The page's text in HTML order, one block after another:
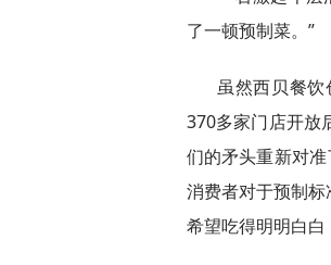
了一顿预制菜。”
虽然西贝餐饮
370多家门店开放
们的矛头重新对
消费者对于预制
希望吃得明明白白